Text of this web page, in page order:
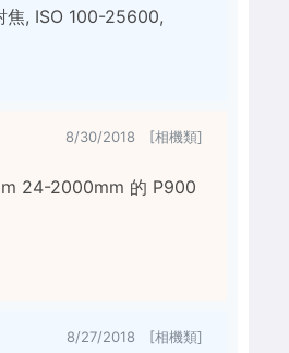
焦, ISO 100-25600,
8/30/2018 [相機類]
24-2000mm 的 P900
8/27/2018 [相機類]